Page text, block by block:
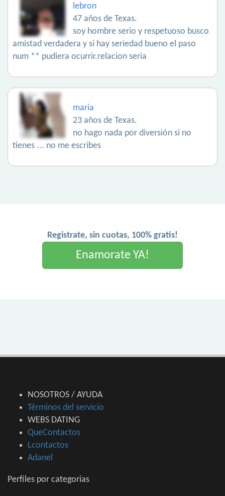
lebron
47 años de Texas.
soy hombre serio y respetuoso busco
amistad verdadera y si hay seriedad bueno el paso
num ** pudiera ocurrir.relacion seria
maria
23 años de Texas.
no hago nada por diversión si no
tienes ... no me escribes
Registrate, sin cuotas, 100% gratis!
Enamorate YA!
NOSOTROS / AYUDA
Términos del servicio
WEBS DATING
QueContactos
Lcontactos
Adanel
Perfiles por categorias